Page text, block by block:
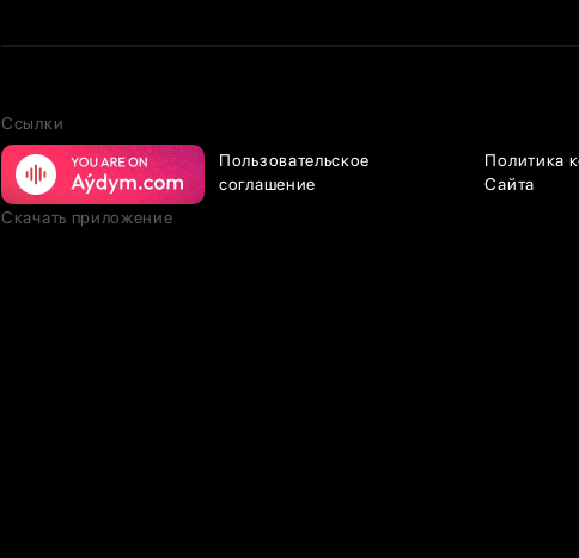
Ссылки
Пользовательское
соглашение
Политика
Сайта
Скачать приложение